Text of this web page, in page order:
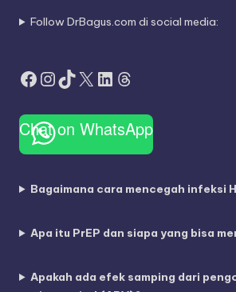
Follow DrBagus.com di social media:
Facebook
Instagram
TikTok
X LinkedIn
Threads
Chat on WhatsApp
Bagaimana cara mencegah infeksi
Apa itu PrEP dan siapa yang bisa
Apakah ada efek samping dari